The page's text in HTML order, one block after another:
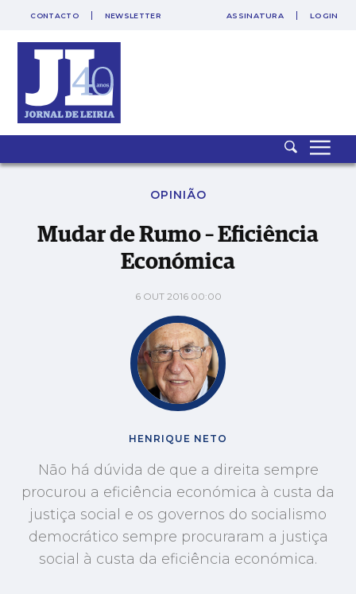
CONTACTO NEWSLETTER ASSINATURA LOGIN
Mudar de Rumo – Eficiência Económica
OPINIÃO
Mudar de Rumo – Eficiência
Económica
6 OUT 2016 00:00
HENRIQUE NETO
Não há dúvida de que a direita sempre
procurou a eficiência económica à custa da
justiça social e os governos do socialismo
democrático sempre procuraram a justiça
social à custa da eficiência económica.